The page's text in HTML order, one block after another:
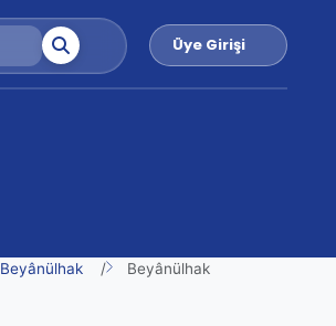
Üye Girişi
Beyânülhak Beyânülhak